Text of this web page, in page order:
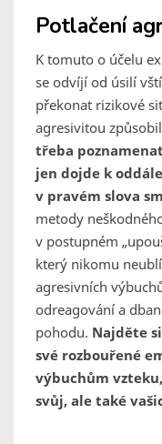
Potlačení
K tomuto o účelu
se odvíjí od úsilí
překonat rizikové
agresivitou
třeba
jen dojde k
v pravém slova
metody
v postupném
který nikomu
agresivních
odreagování a
pohodu. Najděte
své rozbouřené
výbuchům
svůj, ale také